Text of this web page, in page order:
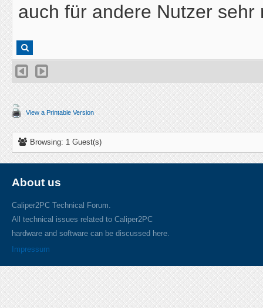
auch für andere Nutzer sehr
View a Printable Version
Browsing: 1 Guest(s)
About us
Caliper2PC Technical Forum.
All technical issues related to Caliper2PC
hardware and software can be discussed here.
Impressum